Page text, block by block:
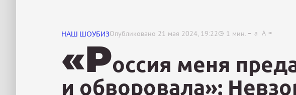
НАШ ШОУБИЗОпубликовано 21 мая 2024, 19:22 1 мин. a A
«Россия меня
и обворовала»: